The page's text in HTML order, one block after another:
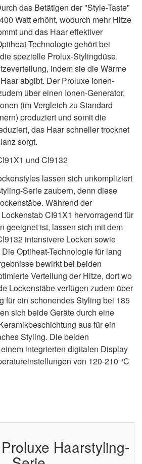
das Betätigen der "Style-Taste"
Watt erhöht, wodurch mehr Hitze
und das Haar effektiver
Technologie gehört bei
spezielle Prolux-Stylingdüse.
indem sie die Wärme
abgibt. Der Proluxe Ionen-
über einen Ionen-Generator,
(im Vergleich zu Standard
produziert und somit die
das Haar schneller trocknet
sorgt.
und CI9132
lassen sich unkompliziert
Serie zaubern, denn diese
Während der
CI91X1 hervorragend für
geeignet ist, lassen sich mit dem
intensivere Locken sowie
Optiheat-Technologie für lang
bewirkt bei beiden
Verteilung der Hitze, dort wo
Lockenstäbe verfügen zudem über
für ein schonendes Styling bei 185
sich beide Geräte durch eine
aus für ein
Styling. Die beiden
integrierten digitalen Display
von 120-210 °C
Haarstyling-